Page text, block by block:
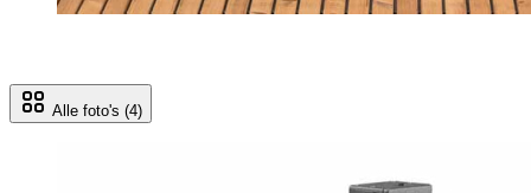
Alle foto's (4)